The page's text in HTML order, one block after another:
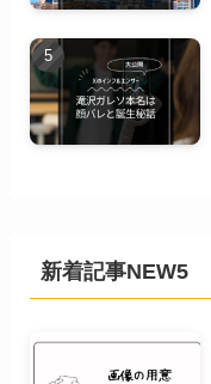
新着記事NEW5